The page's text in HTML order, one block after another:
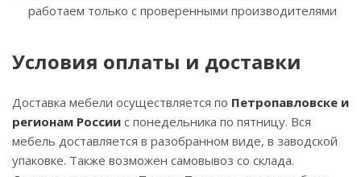
работаем только с проверенными производителями
Условия оплаты и доставки
Доставка мебели осуществляется по Петропавловске и
регионам России с понедельника по пятницу. Вся
мебель доставляется в разобранном виде, в заводской
упаковке. Также возможен самовывоз со склада.